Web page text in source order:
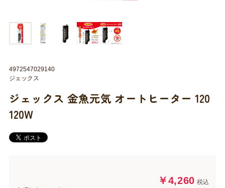
ジェックス 金魚元気 オートヒーター 120
120W
￥4,260 税込
4972547029140
ジェックス